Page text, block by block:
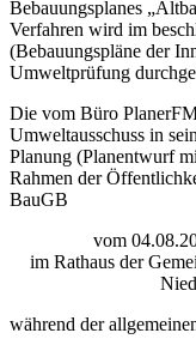
Bebauungsplanes
Verfahren wird im
(Bebauungspläne der
Umweltprüfung
Die vom Büro
Umweltausschuss in
Planung (Planentwurf
Rahmen der
BauGB
vom
im Rathaus der
während der